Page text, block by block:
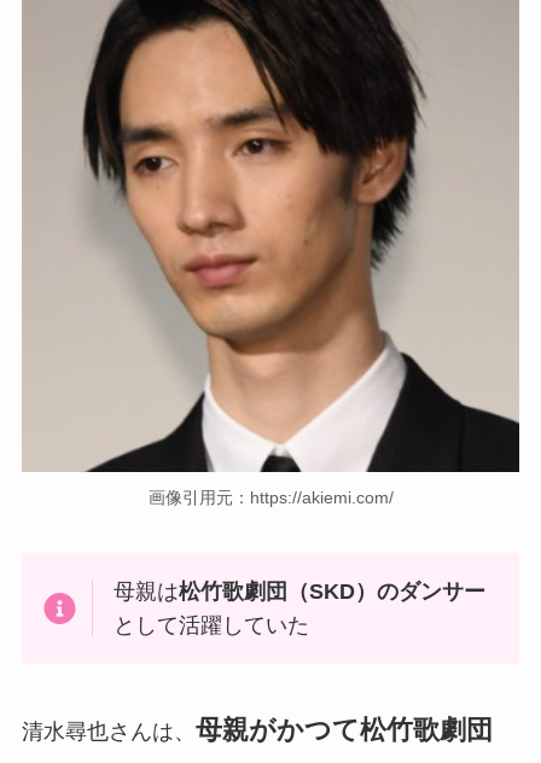
画像引用元：https://akiemi.com/
母親は松竹歌劇団（SKD）のダンサー
として活躍していた
清水尋也さんは、 母親がかつて松竹歌劇団